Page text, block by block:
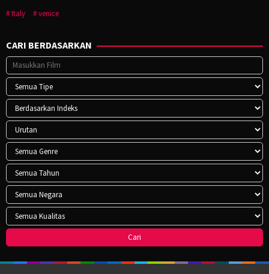
Italy
venice
CARI BERDASARKAN